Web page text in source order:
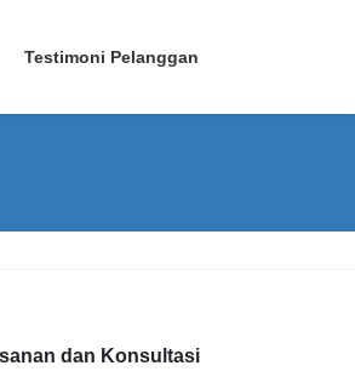
Testimoni Pelanggan
dan Konsultasi